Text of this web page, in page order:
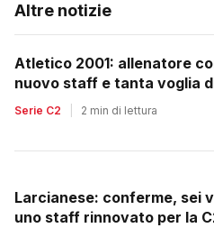
Altre notizie
Atletico 2001: allenatore
nuovo staff e tanta voglia
dopo la retrocessione
Serie C2 2 min di lettura
Larcianese: conferme, sei
uno staff rinnovato per la